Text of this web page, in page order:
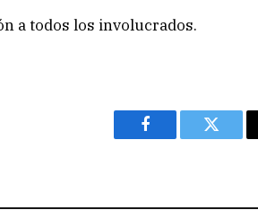
a todos los involucrados.
Facebook Twitter